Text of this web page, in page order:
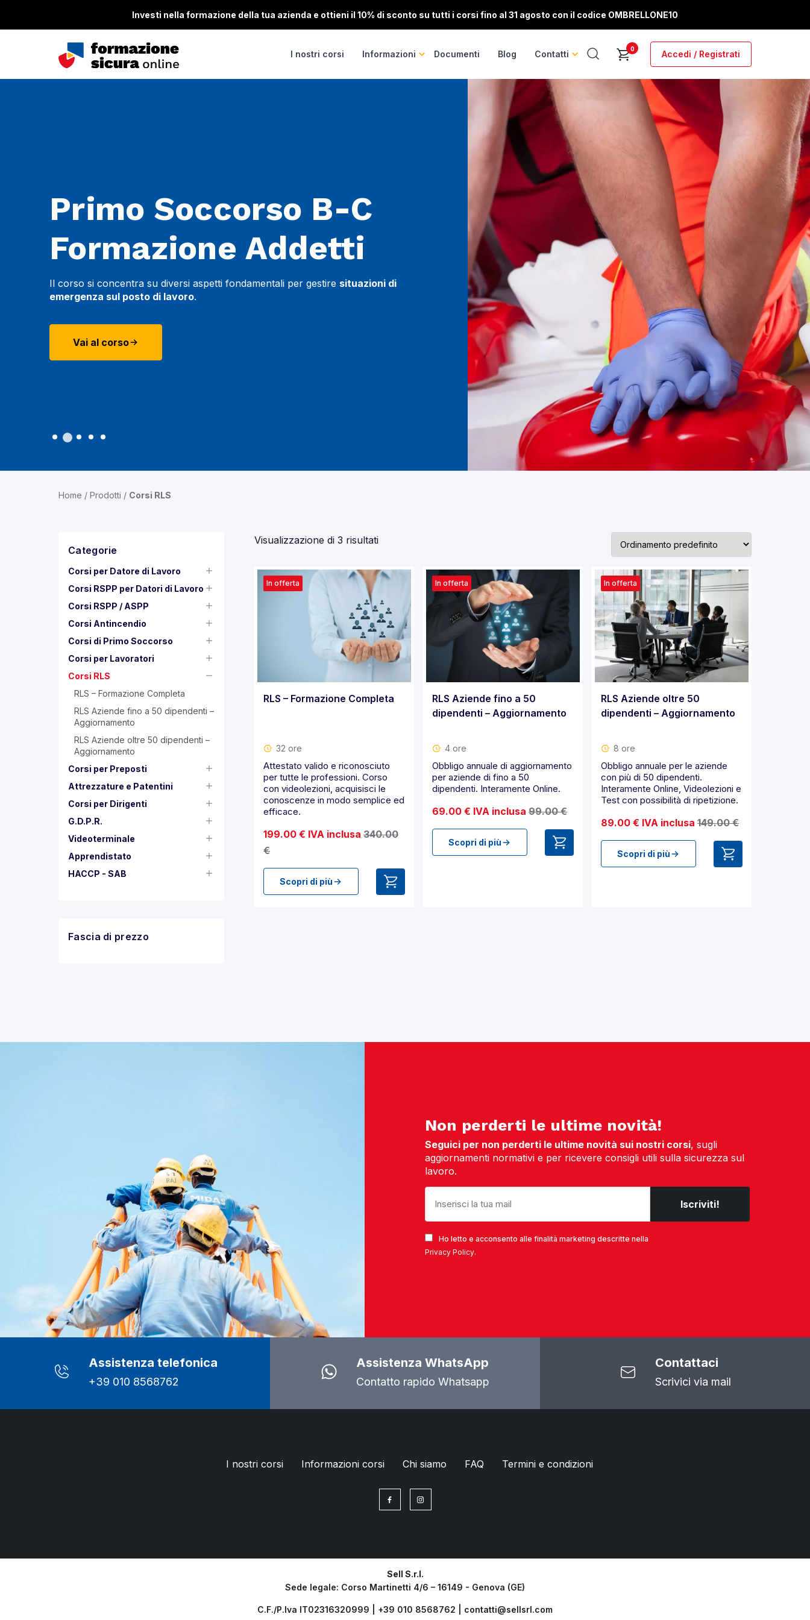
Investi nella formazione della tua azienda e ottieni il 10% di sconto su tutti i corsi fino al 31 agosto con il codice OMBRELLONE10
I nostri corsi Informazioni Documenti Blog Contatti 0 Accedi / Registrati
Primo Soccorso B-C
Formazione Addetti
Il corso si concentra su diversi aspetti fondamentali per gestire situazioni di
emergenza sul posto di lavoro.
Vai al corso
Home / Prodotti / Corsi RLS
Categorie
Corsi per Datore di Lavoro
Corsi RSPP per Datori di Lavoro
Corsi RSPP / ASPP
Corsi Antincendio
Corsi di Primo Soccorso
Corsi per Lavoratori
Corsi RLS
RLS – Formazione Completa
RLS Aziende fino a 50 dipendenti –
Aggiornamento
RLS Aziende oltre 50 dipendenti –
Aggiornamento
Corsi per Preposti
Attrezzature e Patentini
Corsi per Dirigenti
G.D.P.R.
Videoterminale
Apprendistato
HACCP - SAB
Fascia di prezzo
Visualizzazione di 3 risultati
In offerta
RLS – Formazione Completa
32 ore
Attestato valido e riconosciuto
per tutte le professioni. Corso
con videolezioni, acquisisci le
conoscenze in modo semplice ed
efficace.
199.00 € IVA inclusa 340.00
€
Scopri di più
In offerta
RLS Aziende fino a 50
dipendenti – Aggiornamento
4 ore
Obbligo annuale di aggiornamento
per aziende di fino a 50
dipendenti. Interamente Online.
69.00 € IVA inclusa 99.00 €
Scopri di più
In offerta
RLS Aziende oltre 50
dipendenti – Aggiornamento
8 ore
Obbligo annuale per le aziende
con più di 50 dipendenti.
Interamente Online, Videolezioni e
Test con possibilità di ripetizione.
89.00 € IVA inclusa 149.00 €
Scopri di più
Non perderti le ultime novità!
Seguici per non perderti le ultime novità sui nostri corsi, sugli
aggiornamenti normativi e per ricevere consigli utili sulla sicurezza sul
lavoro.
Ho letto e acconsento alle finalità marketing descritte nella
Privacy Policy.
Assistenza telefonica
+39 010 8568762
Assistenza WhatsApp
Contatto rapido Whatsapp
Contattaci
Scrivici via mail
I nostri corsi Informazioni corsi Chi siamo FAQ Termini e condizioni
Sell S.r.l.
Sede legale: Corso Martinetti 4/6 – 16149 - Genova (GE)
C.F./P.Iva IT02316320999 | +39 010 8568762 contatti@sellsrl.com